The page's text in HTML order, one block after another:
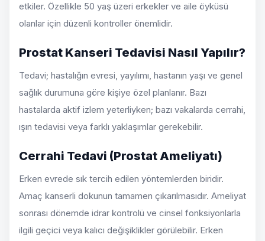
etkiler. Özellikle 50 yaş üzeri erkekler ve aile öyküsü
olanlar için düzenli kontroller önemlidir.
Prostat Kanseri Tedavisi Nasıl Yapılır?
Tedavi; hastalığın evresi, yayılımı, hastanın yaşı ve genel
sağlık durumuna göre kişiye özel planlanır. Bazı
hastalarda aktif izlem yeterliyken; bazı vakalarda cerrahi,
ışın tedavisi veya farklı yaklaşımlar gerekebilir.
Cerrahi Tedavi (Prostat Ameliyatı)
Erken evrede sık tercih edilen yöntemlerden biridir.
Amaç kanserli dokunun tamamen çıkarılmasıdır. Ameliyat
sonrası dönemde idrar kontrolü ve cinsel fonksiyonlarla
ilgili geçici veya kalıcı değişiklikler görülebilir. Erken